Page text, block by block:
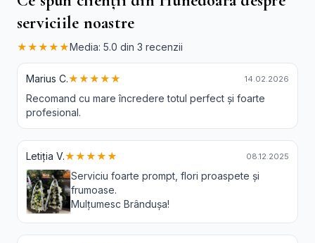
serviciile noastre
★★★★★Media: 5.0 din 3 recenzii
Marius C.★★★★★ 14.02.2026
Recomand cu mare încredere totul perfect și foarte
profesional.
Letiția V.★★★★★ 08.12.2025
Serviciu foarte prompt, flori proaspete și
frumoase.
Mulțumesc Brândușa!